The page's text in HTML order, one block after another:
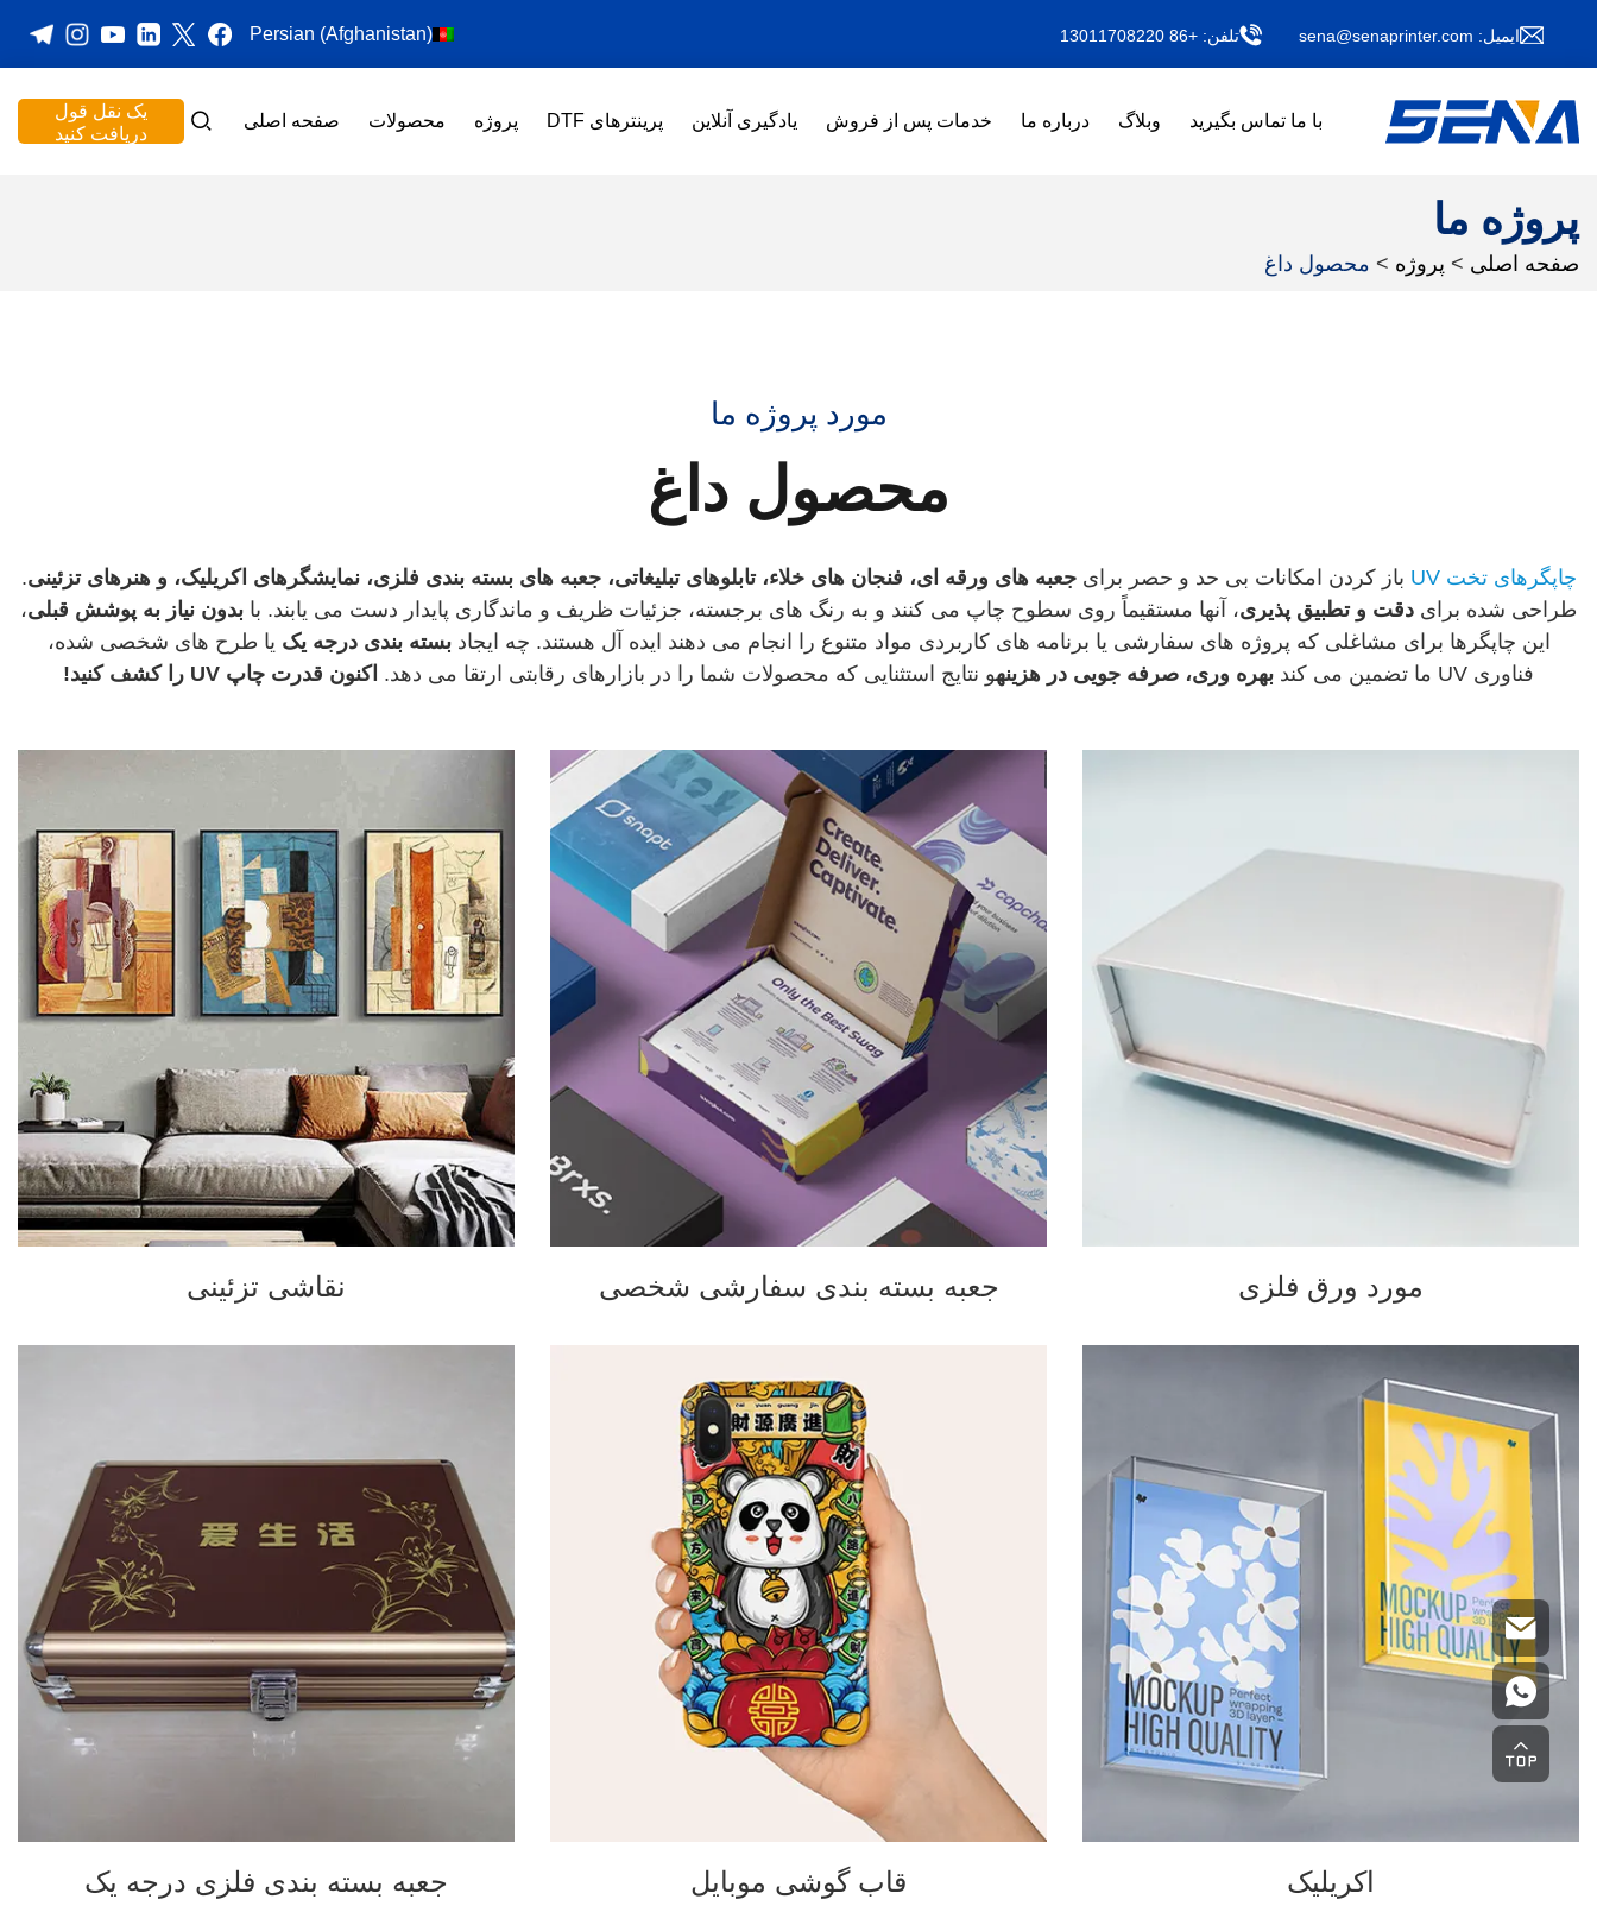
ایمیل: sena@senaprinter.com تلفن: +86 13011708220
Persian (Afghanistan)
صفحه اصلی محصولات پروژه پرینترهای DTF یادگیری آنلاین خدمات پس از فروش درباره ما وبلاگ با ما تماس بگیرید
یک نقل قول
دریافت کنید
پروژه ما
صفحه اصلی > پروژه > محصول داغ
مورد پروژه ما
محصول داغ
چاپگرهای تخت UV باز کردن امکانات بی حد و حصر برایجعبه های ورقه ای، فنجان های خلاء، تابلوهای تبلیغاتی، جعبه های بسته بندی فلزی، نمایشگرهای اکریلیک، و هنرهای تزئینی.
طراحی شده برای دقت و تطبیق پذیری، آنها مستقیماً روی سطوح چاپ می کنند و به رنگ های برجسته، جزئیات ظریف و ماندگاری پایدار دست می یابند. با بدون نیاز به پوشش قبلی،
این چاپگرها برای مشاغلی که پروژه های سفارشی یا برنامه های کاربردی مواد متنوع را انجام می دهند ایده آل هستند. چه ایجادبسته بندی درجه یک یا طرح های شخصی شده،
فناوری UV ما تضمین می کند
بهره وری، صرفه جویی در هزینهو نتایج استثنایی که محصولات شما را در بازارهای رقابتی ارتقا می دهد. اکنون قدرت چاپ UV را کشف کنید!
مورد ورق فلزی جعبه بسته بندی سفارشی شخصی نقاشی تزئینی
اکریلیک قاب گوشی موبایل جعبه بسته بندی فلزی درجه یک